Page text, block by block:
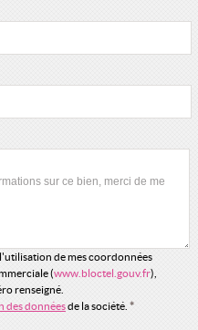
de mes coordonnées
(www.bloctel.gouv.fr),
renseigné.
des donnéesde la société. *